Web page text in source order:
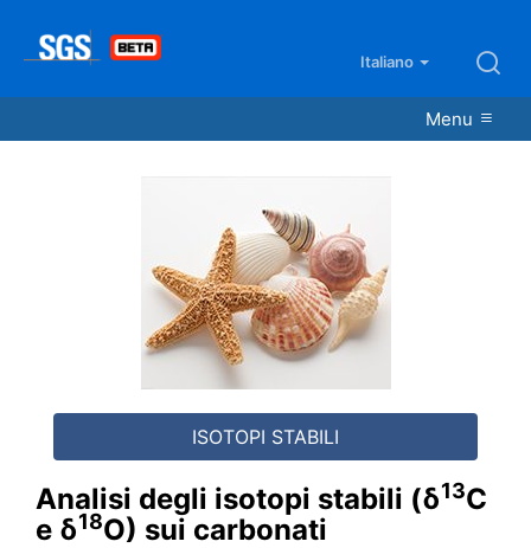
Italiano
Menu
Analisi degli isotopi stabili (δ13C
e δ18O) sui carbonati